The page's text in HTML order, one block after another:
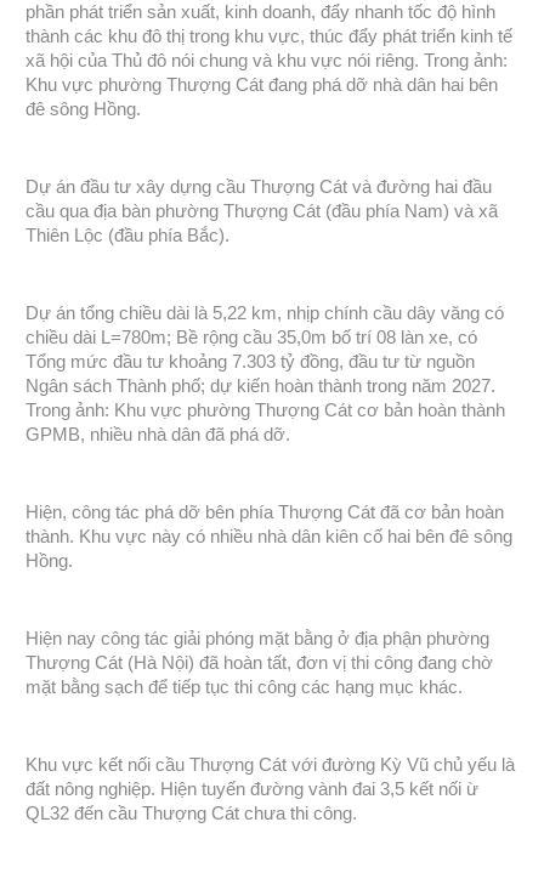
phần phát triển sản xuất, kinh doanh, đẩy nhanh tốc độ hình
thành các khu đô thị trong khu vực, thúc đẩy phát triển kinh tế
xã hội của Thủ đô nói chung và khu vực nói riêng. Trong ảnh:
Khu vực phường Thượng Cát đang phá dỡ nhà dân hai bên
đê sông Hồng.
Dự án đầu tư xây dựng cầu Thượng Cát và đường hai đầu
cầu qua địa bàn phường Thượng Cát (đầu phía Nam) và xã
Thiên Lộc (đầu phía Bắc).
Dự án tổng chiều dài là 5,22 km, nhịp chính cầu dây văng có
chiều dài L=780m; Bề rộng cầu 35,0m bố trí 08 làn xe, có
Tổng mức đầu tư khoảng 7.303 tỷ đồng, đầu tư từ nguồn
Ngân sách Thành phố; dự kiến hoàn thành trong năm 2027.
Trong ảnh: Khu vực phường Thượng Cát cơ bản hoàn thành
GPMB, nhiều nhà dân đã phá dỡ.
Hiện, công tác phá dỡ bên phía Thượng Cát đã cơ bản hoàn
thành. Khu vực này có nhiều nhà dân kiên cố hai bên đê sông
Hồng.
Hiện nay công tác giải phóng mặt bằng ở địa phận phường
Thượng Cát (Hà Nội) đã hoàn tất, đơn vị thi công đang chờ
mặt bằng sạch để tiếp tục thi công các hạng mục khác.
Khu vực kết nối cầu Thượng Cát với đường Kỳ Vũ chủ yếu là
đất nông nghiệp. Hiện tuyến đường vành đai 3,5 kết nối ừ
QL32 đến cầu Thượng Cát chưa thi công.